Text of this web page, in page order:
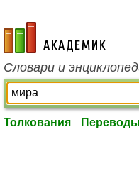
academic.ru
Словари и
Толкования Переводы